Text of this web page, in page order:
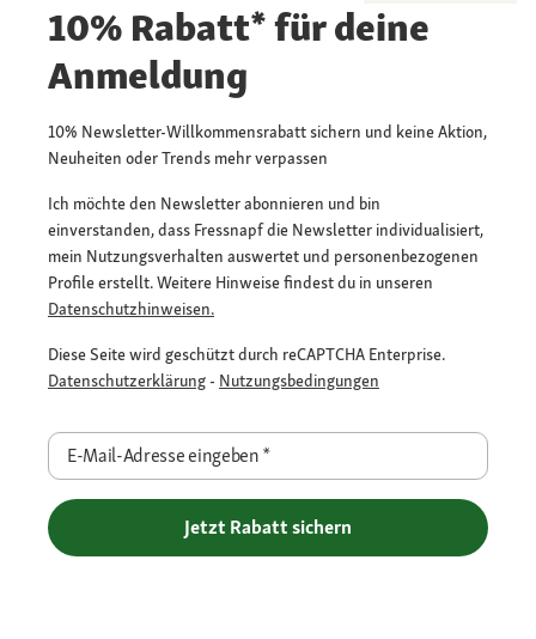
10% Rabatt* für deine
Anmeldung
10% Newsletter-Willkommensrabatt sichern und keine Aktion,
Neuheiten oder Trends mehr verpassen
Ich möchte den Newsletter abonnieren und bin
einverstanden, dass Fressnapf die Newsletter individualisiert,
mein Nutzungsverhalten auswertet und personenbezogenen
Profile erstellt. Weitere Hinweise findest du in unseren
Datenschutzhinweisen.
Diese Seite wird geschützt durch reCAPTCHA Enterprise.
Datenschutzerklärung - Nutzungsbedingungen
E-Mail-Adresse eingeben*
Jetzt Rabatt sichern